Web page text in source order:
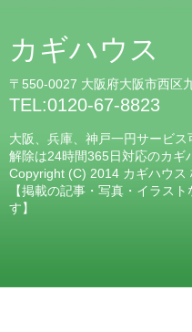
カギハウス
〒550-0027 大阪府大阪市西区
TEL:0120-67-8823
大阪、兵庫、神戸一円サービ
解除は24時間365日対応のカギ
Copyright (C) 2014 カギハウス
【掲載の記事・写真・イラス
す】